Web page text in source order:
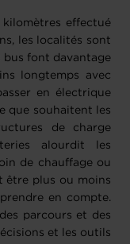
effectué
les localités sont
bus font davantage
longtemps avec
en électrique
que souhaitent les
de charge
alourdit les
de chauffage ou
être plus ou moins
en compte.
parcours et des
et les outils